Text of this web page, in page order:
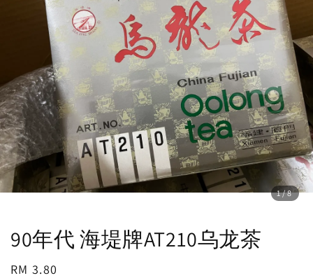
1/8
90年代 海堤牌AT210乌龙茶
Regular
RM 3.80